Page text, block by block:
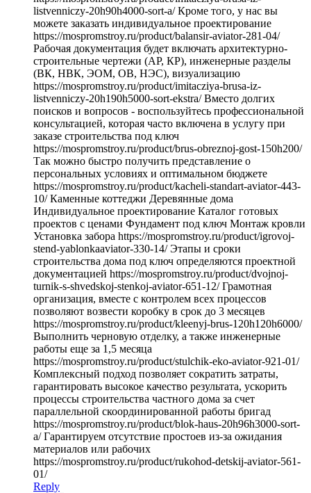
listvenniczy-20h90h4000-sort-a/ Кроме того, у нас вы
можете заказать индивидуальное проектирование
https://mospromstroy.ru/product/balansir-aviator-281-04/
Рабочая документация будет включать архитектурно-
строительные чертежи (АР, КР), инженерные разделы
(ВК, НВК, ЭОМ, ОВ, НЭС), визуализацию
https://mospromstroy.ru/product/imitacziya-brusa-iz-
listvenniczy-20h190h5000-sort-ekstra/ Вместо долгих
поисков и вопросов - воспользуйтесь профессиональной
консультацией, которая часто включена в услугу при
заказе строительства под ключ
https://mospromstroy.ru/product/brus-obreznoj-gost-150h200/
Так можно быстро получить представление о
персональных условиях и оптимальном бюджете
https://mospromstroy.ru/product/kacheli-standart-aviator-443-
10/ Каменные коттеджи Деревянные дома
Индивидуальное проектирование Каталог готовых
проектов с ценами Фундамент под ключ Монтаж кровли
Установка забора https://mospromstroy.ru/product/igrovoj-
stend-yablonkaaviator-330-14/ Этапы и сроки
строительства дома под ключ определяются проектной
документацией https://mospromstroy.ru/product/dvojnoj-
turnik-s-shvedskoj-stenkoj-aviator-651-12/ Грамотная
организация, вместе с контролем всех процессов
позволяют возвести коробку в срок до 3 месяцев
https://mospromstroy.ru/product/kleenyj-brus-120h120h6000/
Выполнить черновую отделку, а также инженерные
работы еще за 1,5 месяца
https://mospromstroy.ru/product/stulchik-eko-aviator-921-01/
Комплексный подход позволяет сократить затраты,
гарантировать высокое качество результата, ускорить
процессы строительства частного дома за счет
параллельной скоординированной работы бригад
https://mospromstroy.ru/product/blok-haus-20h96h3000-sort-
a/ Гарантируем отсутствие простоев из-за ожидания
материалов или рабочих
https://mospromstroy.ru/product/rukohod-detskij-aviator-561-
01/
Reply